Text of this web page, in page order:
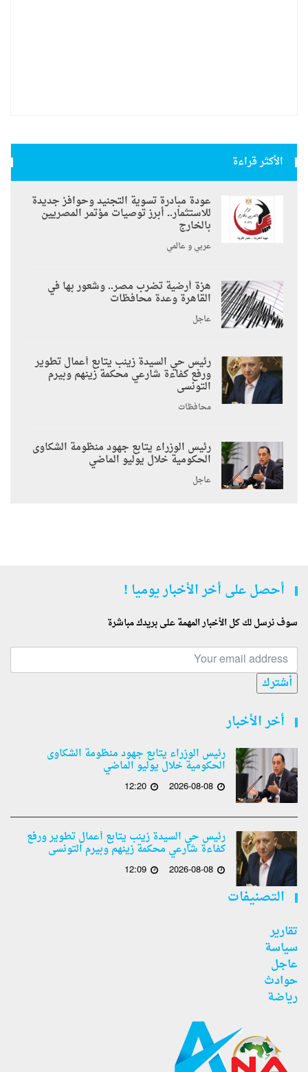
الأكثر قراءة
عودة مبادرة تسوية التجنيد وحوافز جديدة
للاستثمار.. أبرز توصيات مؤتمر المصريين
بالخارج
عربي و عالمي
هزة أرضية تضرب مصر.. وشعور بها في
القاهرة وعدة محافظات
عاجل
رئيس حي السيدة زينب يتابع أعمال تطوير
ورفع كفاءة شارعي محكمة زينهم وبيرم
التونسى
محافظات
رئيس الوزراء يتابع جهود منظومة الشكاوى
الحكومية خلال يوليو الماضي
عاجل
أحصل على أخر الأخبار يوميا !
سوف نرسل لك كل الأخبار المهمة على بريدك مباشرة
أشترك
أخر الأخبار
رئيس الوزراء يتابع جهود منظومة الشكاوى
الحكومية خلال يوليو الماضي
2026-08-08
12:20
رئيس حي السيدة زينب يتابع أعمال تطوير ورفع
كفاءة شارعي محكمة زينهم وبيرم التونسى
2026-08-08
12:09
التصنيفات
تقارير
سياسة
عاجل
حوادث
رياضة